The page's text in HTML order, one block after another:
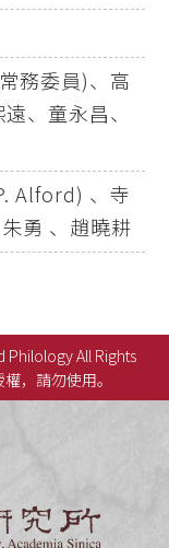
務委員)、高
、童永昌、
Alford) 、寺
勇 、趙曉耕
Philology All Rights
，請勿使用。